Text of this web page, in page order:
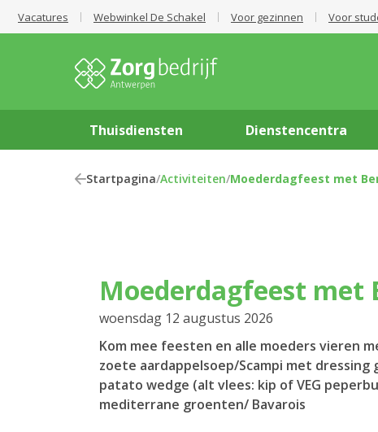
Vacatures Webwinkel De Schakel Voor gezinnen Voor
Thuisdiensten Dienstencentra
Startpagina/Activiteiten/Moederdagfeest met
Moederdagfeest
woensdag 12 augustus 2026
Kom mee feesten en alle moeders vieren
zoete aardappelsoep/Scampi met
patato wedge (alt vlees: kip of VEG
mediterrane groenten/ Bavarois